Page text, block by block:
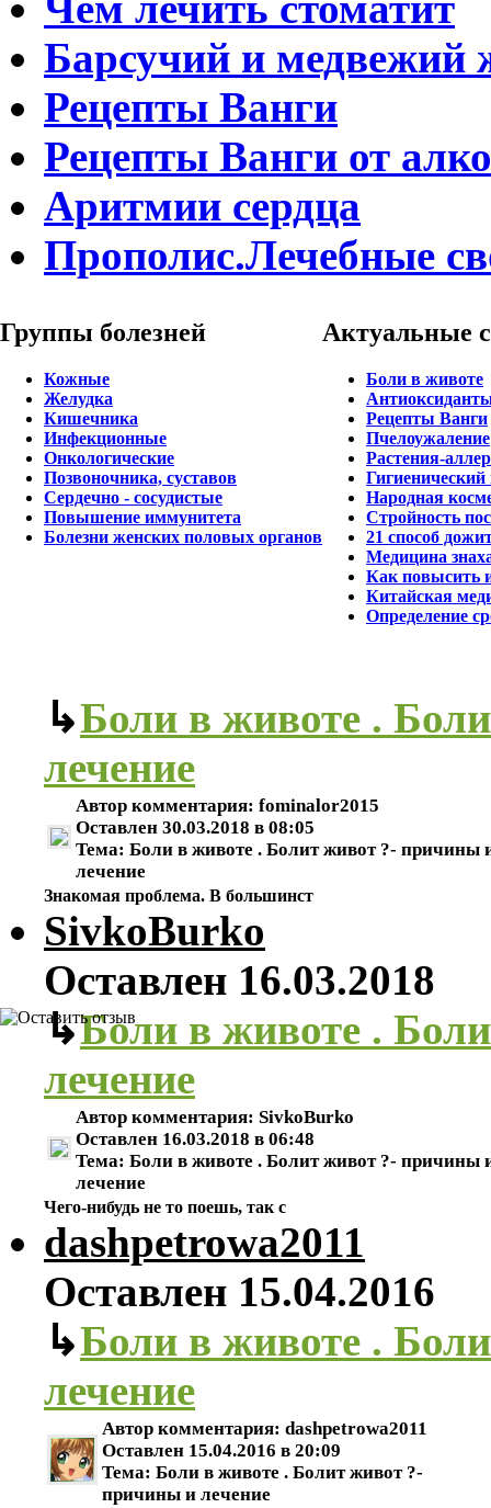
Барсучий и медвежий
Рецепты Ванги
Рецепты Ванги от
Аритмии сердца
Прополис.Лечебные
Группы болезней
Кожные
Желудка
Кишечника
Инфекционные
Онкологические
Позвоночника, суставов
Сердечно - сосудистые
Повышение иммунитета
Болезни женских половых органов
Актуальные
Боли в животе
Рецепты Ванги
Пчелоужаление
Растения-
Народная
Стройность
21 способ
Медицина
Как повысить
Китайская
Определение
↳Боли в животе .
лечение
Автор комментария: fominalor2015
Оставлен 30.03.2018 в 08:05
Тема: Боли в животе . Болит живот ?- причины
лечение
Знакомая проблема. В большинст
SivkoBurko
Оставлен 16.03.2018
↳Боли в животе .
лечение
Автор комментария: SivkoBurko
Оставлен 16.03.2018 в 06:48
Тема: Боли в животе . Болит живот ?- причины
лечение
Чего-нибудь не то поешь, так с
dashpetrowa2011
Оставлен 15.04.2016
↳Боли в животе .
лечение
Автор комментария: dashpetrowa2011
Оставлен 15.04.2016 в 20:09
Тема: Боли в животе . Болит живот ?-
причины и лечение